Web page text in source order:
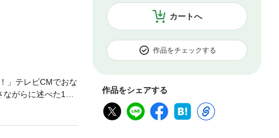
カートへ
作品をチェックする
作品をシェアする
」テレビCMでおな
がらに述べた1冊!
入試合格、TOEIC